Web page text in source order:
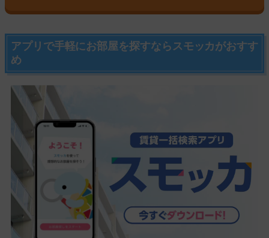
アプリで手軽にお部屋を探すならスモッカがおすす
め